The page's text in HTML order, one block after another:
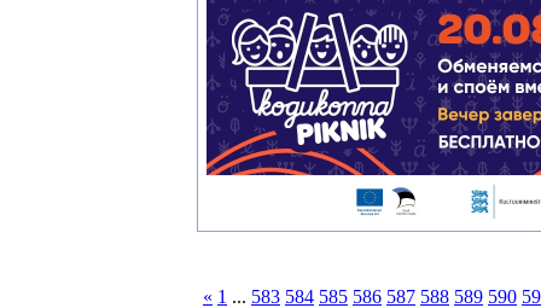
« 1 ... 583 584 585 586 587 588 589 590